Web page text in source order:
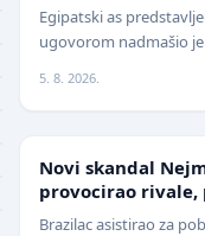
Egipatski as
ugovorom nadmašio
5. 8. 2026.
Novi skandal
provocirao rivale,
isprozivao:
Brazilac asistirao za